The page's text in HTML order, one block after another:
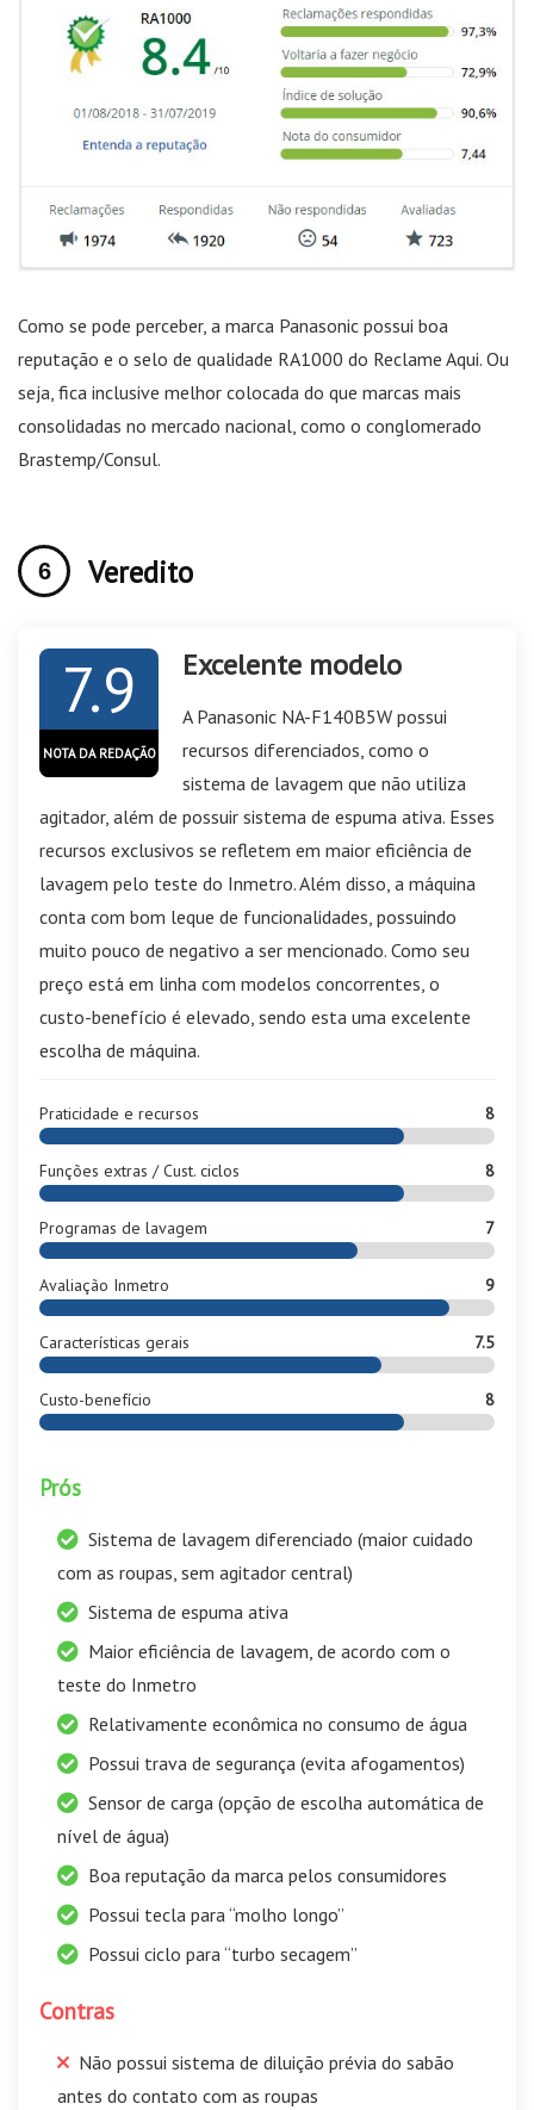
Como se pode perceber, a marca Panasonic possui boa
reputação e o selo de qualidade RA1000 do Reclame Aqui. Ou
seja, fica inclusive melhor colocada do que marcas mais
consolidadas no mercado nacional, como o conglomerado
Brastemp/Consul.
Veredito
7.9
NOTA DA REDAÇÃO
Excelente modelo
A Panasonic NA-F140B5W possui
recursos diferenciados, como o
sistema de lavagem que não utiliza
agitador, além de possuir sistema de espuma ativa. Esses
recursos exclusivos se refletem em maior eficiência de
lavagem pelo teste do Inmetro. Além disso, a máquina
conta com bom leque de funcionalidades, possuindo
muito pouco de negativo a ser mencionado. Como seu
preço está em linha com modelos concorrentes, o
custo-benefício é elevado, sendo esta uma excelente
escolha de máquina.
Praticidade e recursos 8
Funções extras / Cust. ciclos 8
Programas de lavagem 7
Avaliação Inmetro 9
Características gerais 7.5
Custo-benefício 8
Prós
Sistema de lavagem diferenciado (maior cuidado
com as roupas, sem agitador central)
Sistema de espuma ativa
Maior eficiência de lavagem, de acordo com o
teste do Inmetro
Relativamente econômica no consumo de água
Possui trava de segurança (evita afogamentos)
Sensor de carga (opção de escolha automática de
nível de água)
Boa reputação da marca pelos consumidores
Possui tecla para “molho longo”
Possui ciclo para “turbo secagem”
Contras
Não possui sistema de diluição prévia do sabão
antes do contato com as roupas